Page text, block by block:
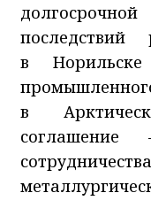
последствий
в
в